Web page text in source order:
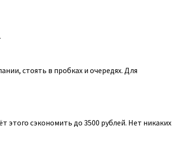
стоять в пробках и очередях. Для
этого сэкономить до 3500 рублей. Нет никаких